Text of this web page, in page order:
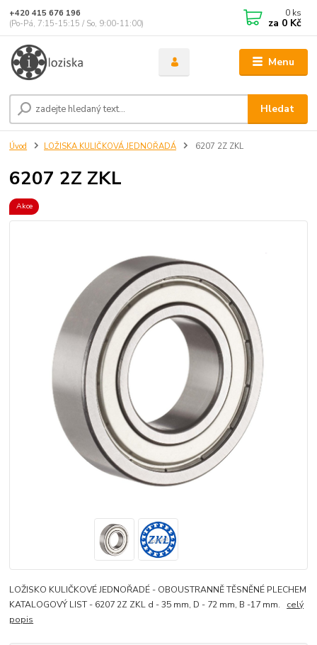
Menu
Hledat
+420 415 676 196
(Po-Pá, 7:15-15:15 / So, 9:00-11:00)
0 ks
za 0 Kč
Úvod LOŽISKA KULIČKOVÁ JEDNOŘADÁ 6207 2Z ZKL
6207 2Z ZKL
Akce
LOŽISKO KULIČKOVÉ JEDNOŘADÉ - OBOUSTRANNĚ TĚSNĚNÉ PLECHEM
KATALOGOVÝ LIST - 6207 2Z ZKL d - 35 mm, D - 72 mm, B -17 mm. celý
popis